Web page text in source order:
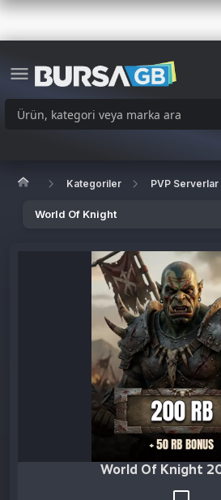
Kategoriler PVP Serverlar
World Of Knight
World Of Knight